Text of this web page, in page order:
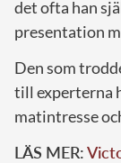
det ofta han
presentation
Den som
till experterna
matintresse
LÄS MER: